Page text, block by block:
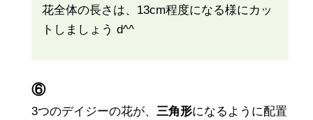
花全体の長さは、13cm程度になる様にカッ
トしましょう d^^
⑥
3つのデイジーの花が、 三角形になるように配置